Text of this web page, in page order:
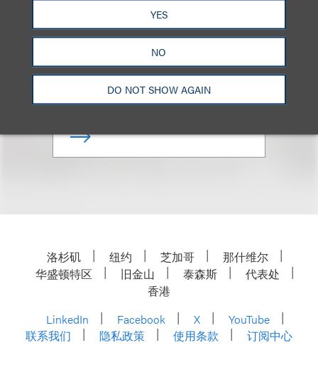
YES
NO
DO NOT SHOW AGAIN
Safia Hussain
(she/her)
合伙人
+1.310.282.2183
Email
洛杉矶 纽约 芝加哥
那什维尔
华盛顿特区
旧金山 泰森斯
代表处
香港
LinkedIn
Facebook X
YouTube
联系我们
隐私政策 使用条款 订阅中心